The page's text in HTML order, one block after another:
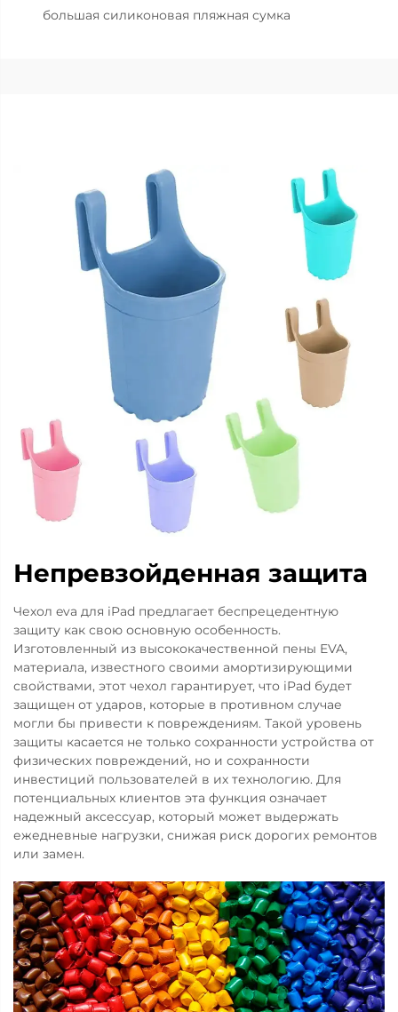
большая силиконовая пляжная сумка
Непревзойденная защита
Чехол eva для iPad предлагает беспрецедентную
защиту как свою основную особенность.
Изготовленный из высококачественной пены EVA,
материала, известного своими амортизирующими
свойствами, этот чехол гарантирует, что iPad будет
защищен от ударов, которые в противном случае
могли бы привести к повреждениям. Такой уровень
защиты касается не только сохранности устройства от
физических повреждений, но и сохранности
инвестиций пользователей в их технологию. Для
потенциальных клиентов эта функция означает
надежный аксессуар, который может выдержать
ежедневные нагрузки, снижая риск дорогих ремонтов
или замен.